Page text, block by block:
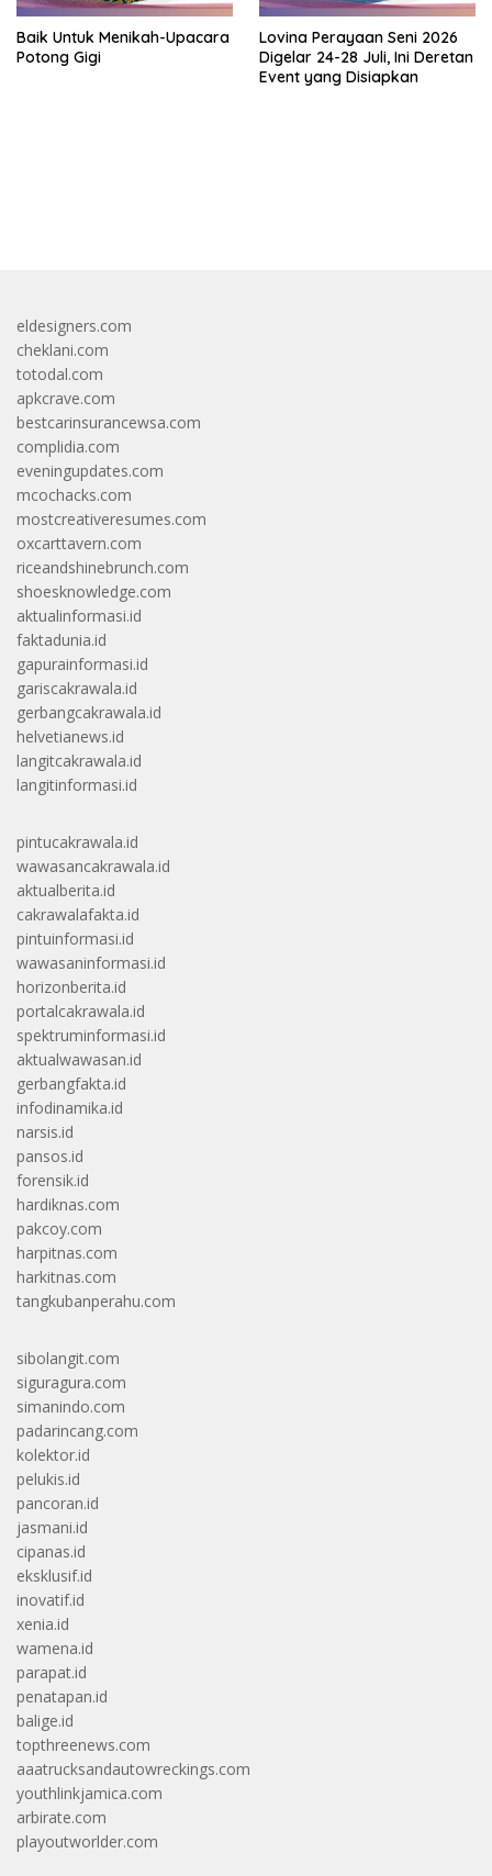
Baik Untuk Menikah-Upacara
Potong Gigi
Lovina Perayaan Seni 2026
Digelar 24-28 Juli, Ini Deretan
Event yang Disiapkan
eldesigners.com
cheklani.com
totodal.com
apkcrave.com
bestcarinsurancewsa.com
complidia.com
eveningupdates.com
mcochacks.com
mostcreativeresumes.com
oxcarttavern.com
riceandshinebrunch.com
shoesknowledge.com
aktualinformasi.id
faktadunia.id
gapurainformasi.id
gariscakrawala.id
gerbangcakrawala.id
helvetianews.id
langitcakrawala.id
langitinformasi.id
pintucakrawala.id
wawasancakrawala.id
aktualberita.id
cakrawalafakta.id
pintuinformasi.id
wawasaninformasi.id
horizonberita.id
portalcakrawala.id
spektruminformasi.id
aktualwawasan.id
gerbangfakta.id
infodinamika.id
narsis.id
pansos.id
forensik.id
hardiknas.com
pakcoy.com
harpitnas.com
harkitnas.com
tangkubanperahu.com
sibolangit.com
siguragura.com
simanindo.com
padarincang.com
kolektor.id
pelukis.id
pancoran.id
jasmani.id
cipanas.id
eksklusif.id
inovatif.id
xenia.id
wamena.id
parapat.id
penatapan.id
balige.id
topthreenews.com
aaatrucksandautowreckings.com
youthlinkjamica.com
arbirate.com
playoutworlder.com